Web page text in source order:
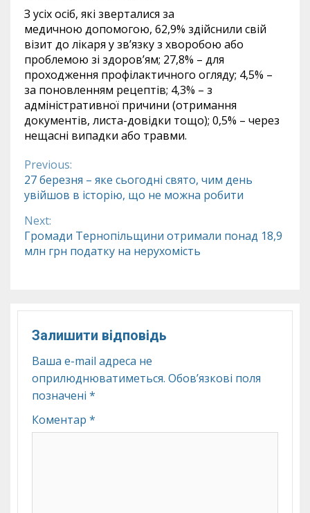
З усіх осіб, які зверталися за
медичною допомогою, 62,9% здійснили свій
візит до лікаря у зв’язку з хворобою або
проблемою зі здоров’ям; 27,8% – для
проходження профілактичного огляду; 4,5% –
за поновленням рецептів; 4,3% – з
адміністративної причини (отримання
документів, листа-довідки тощо); 0,5% – через
нещасні випадки або травми.
Continue
Reading
Previous:
27 березня – яке сьогодні свято, чим день
увійшов в історію, що не можна робити
Next:
Громади Тернопільщини отримали понад 18,9
млн грн податку на нерухомість
Залишити відповідь
Ваша e-mail адреса не
оприлюднюватиметься. Обов’язкові поля
позначені *
Коментар *